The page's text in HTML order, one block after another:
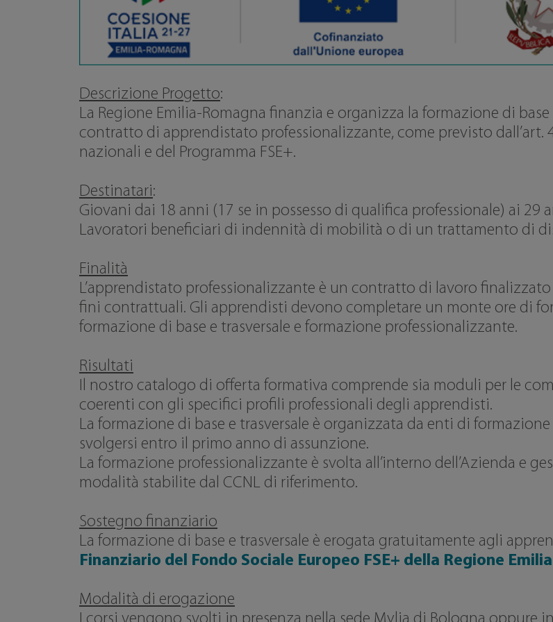
Descrizione Progetto:
La Regione Emilia-Romagna finanzia e organizza la formazione di
contratto di apprendistato professionalizzante, come previsto dall’art.
nazionali e del Programma FSE+.
Destinatari:
Giovani dai 18 anni (17 se in possesso di qualifica professionale) ai 29
Lavoratori beneficiari di indennità di mobilità o di un trattamento di
Finalità
L’apprendistato professionalizzante è un contratto di lavoro
fini contrattuali. Gli apprendisti devono completare un monte ore di
formazione di base e trasversale e formazione professionalizzante.
Risultati
Il nostro catalogo di offerta formativa comprende sia moduli per le
coerenti con gli specifici profili professionali degli apprendisti.
La formazione di base e trasversale è organizzata da enti di
svolgersi entro il primo anno di assunzione.
La formazione professionalizzante è svolta all’interno dell’Azienda e
modalità stabilite dal CCNL di riferimento.
Sostegno finanziario
La formazione di base e trasversale è erogata gratuitamente agli
Finanziario del Fondo Sociale Europeo FSE+ della Regione
Modalità di erogazione